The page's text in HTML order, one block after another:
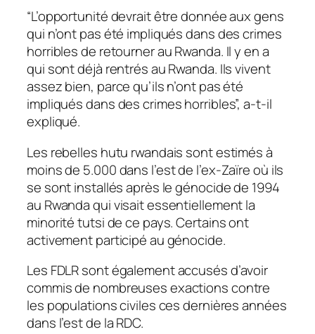
“L’opportunité devrait être donnée aux gens
qui n’ont pas été impliqués dans des crimes
horribles de retourner au Rwanda. Il y en a
qui sont déjà rentrés au Rwanda. Ils vivent
assez bien, parce qu’ils n’ont pas été
impliqués dans des crimes horribles”, a-t-il
expliqué.
Les rebelles hutu rwandais sont estimés à
moins de 5.000 dans l’est de l’ex-Zaïre où ils
se sont installés après le génocide de 1994
au Rwanda qui visait essentiellement la
minorité tutsi de ce pays. Certains ont
activement participé au génocide.
Les FDLR sont également accusés d’avoir
commis de nombreuses exactions contre
les populations civiles ces dernières années
dans l’est de la RDC.